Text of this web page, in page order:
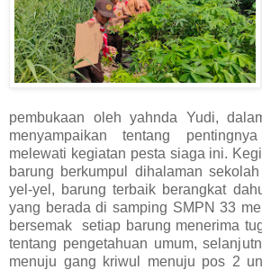
pembukaan oleh yahnda Yudi,
menyampaikan tentang
melewati kegiatan pesta siaga ini.
barung berkumpul dihalaman
yel-yel, barung terbaik berangkat
yang berada di samping SMPN 33
bersemak setiap barung menerima
tentang pengetahuan umum,
menuju gang kriwul menuju pos 2